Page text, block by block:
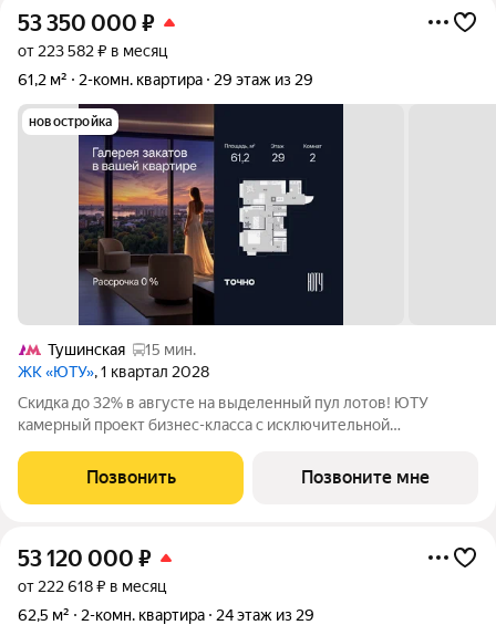
53 350 000 ₽
от 223 582 ₽ в месяц
61,2 м²
2-комн. квартира 29 этаж из 29
новостройка
Тушинская
15 мин.
ЖК «ЮТУ», 1 квартал 2028
Скидка до 32% в августе на выделенный пул лотов! ЮТУ
камерный проект бизнес-класса с исключительной
благоустроенной набережной канала имени Москвы. Проект
создает идеальный баланс жизни в
Позвонить Позвоните мне
53 120 000 ₽
от 222 618 ₽ в месяц
62,5 м²
2-комн. квартира 24 этаж из 29